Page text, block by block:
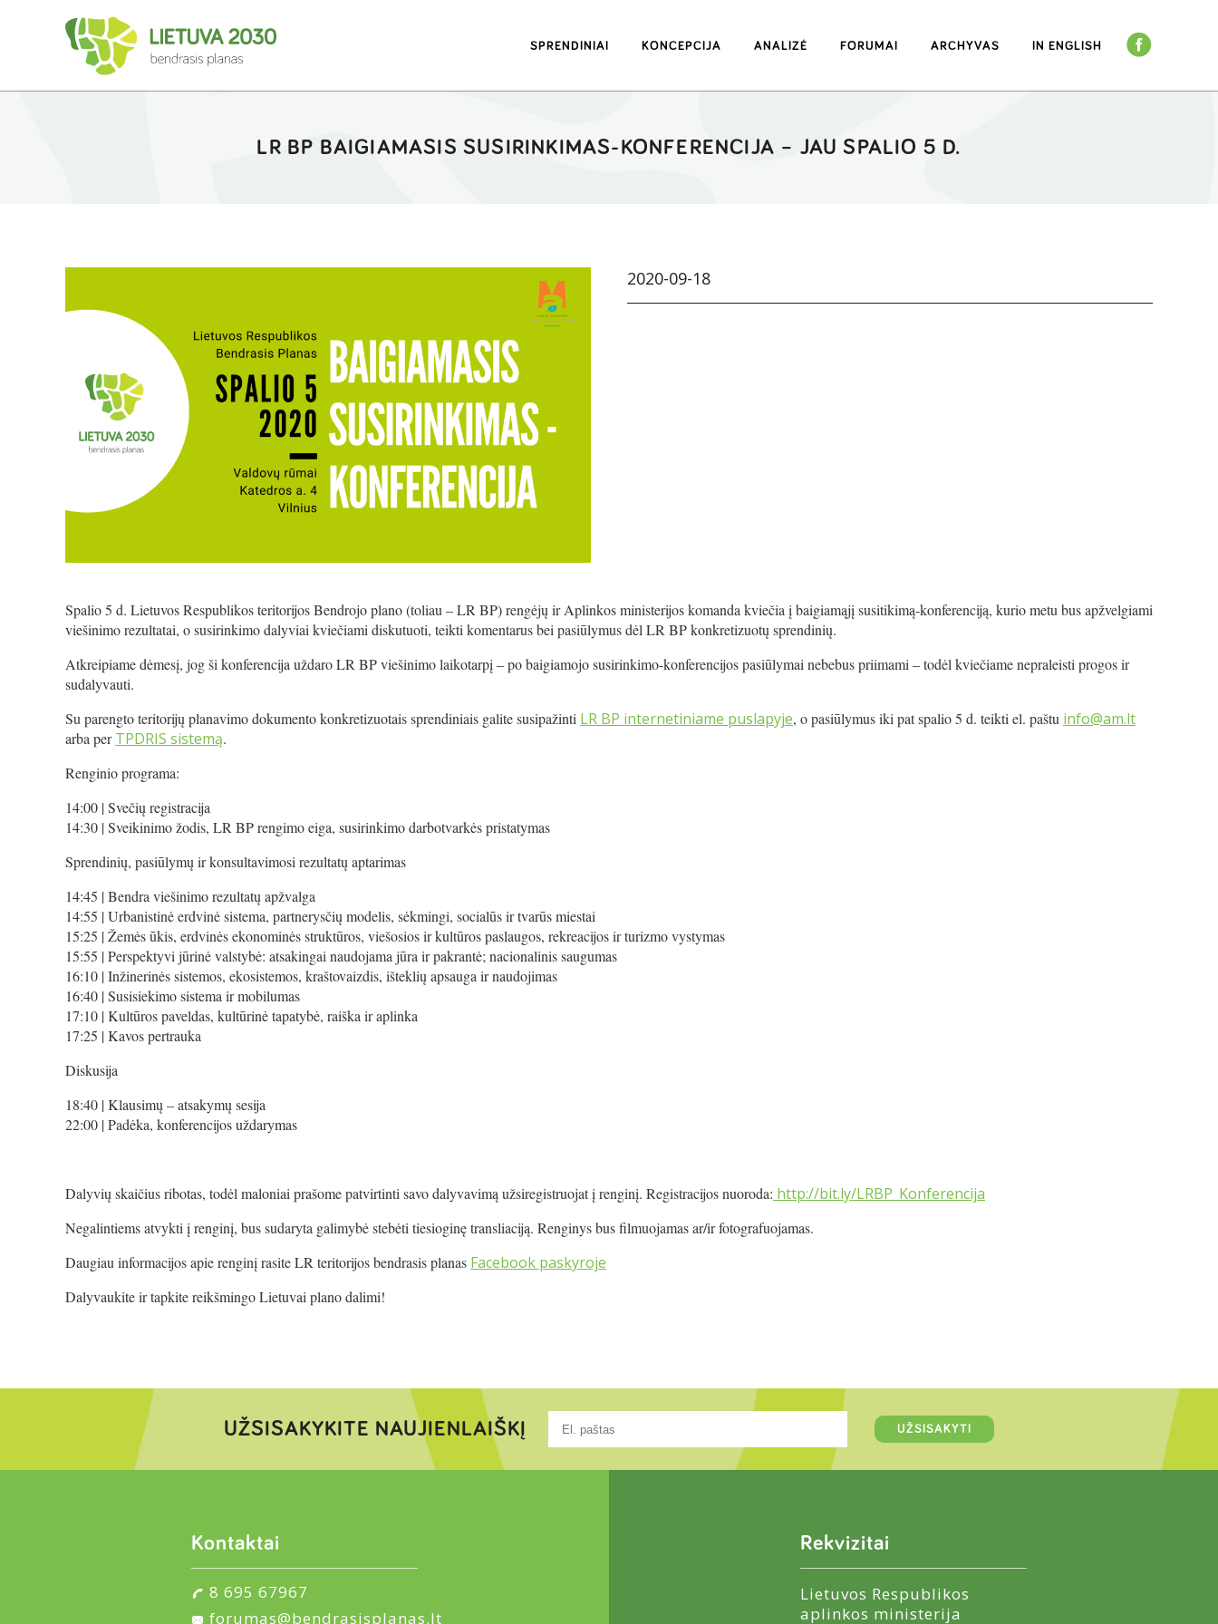
SPRENDINIAI KONCEPCIJA ANALIZĖ FORUMAI ARCHYVAS IN ENGLISH
LR BP BAIGIAMASIS SUSIRINKIMAS-KONFERENCIJA – JAU SPALIO 5 D.
2020-09-18
Spalio 5 d. Lietuvos Respublikos teritorijos Bendrojo plano (toliau – LR BP) rengėjų ir Aplinkos ministerijos komanda kviečia į baigiamąjį susitikimą-konferenciją, kurio metu bus apžvelgiami
viešinimo rezultatai, o susirinkimo dalyviai kviečiami diskutuoti, teikti komentarus bei pasiūlymus dėl LR BP konkretizuotų sprendinių.
Atkreipiame dėmesį, jog ši konferencija uždaro LR BP viešinimo laikotarpį – po baigiamojo susirinkimo-konferencijos pasiūlymai nebebus priimami – todėl kviečiame nepraleisti progos ir
sudalyvauti.
Su parengto teritorijų planavimo dokumento konkretizuotais sprendiniais galite susipažinti LR BP internetiniame puslapyje, o pasiūlymus iki pat spalio 5 d. teikti el. paštu info@am.lt
arba perTPDRIS sistemą.
Renginio programa:
14:00 | Svečių registracija
14:30 | Sveikinimo žodis, LR BP rengimo eiga, susirinkimo darbotvarkės pristatymas
Sprendinių, pasiūlymų ir konsultavimosi rezultatų aptarimas
14:45 | Bendra viešinimo rezultatų apžvalga
14:55 | Urbanistinė erdvinė sistema, partnerysčių modelis, sėkmingi, socialūs ir tvarūs miestai
15:25 | Žemės ūkis, erdvinės ekonominės struktūros, viešosios ir kultūros paslaugos, rekreacijos ir turizmo vystymas
15:55 | Perspektyvi jūrinė valstybė: atsakingai naudojama jūra ir pakrantė; nacionalinis saugumas
16:10 | Inžinerinės sistemos, ekosistemos, kraštovaizdis, išteklių apsauga ir naudojimas
16:40 | Susisiekimo sistema ir mobilumas
17:10 | Kultūros paveldas, kultūrinė tapatybė, raiška ir aplinka
17:25 | Kavos pertrauka
Diskusija
18:40 | Klausimų – atsakymų sesija
22:00 | Padėka, konferencijos uždarymas
Dalyvių skaičius ribotas, todėl maloniai prašome patvirtinti savo dalyvavimą užsiregistruojat į renginį. Registracijos nuoroda: http://bit.ly/LRBP_Konferencija
Negalintiems atvykti į renginį, bus sudaryta galimybė stebėti tiesioginę transliaciją. Renginys bus filmuojamas ar/ir fotografuojamas.
Daugiau informacijos apie renginį rasite LR teritorijos bendrasis planas Facebook paskyroje
Dalyvaukite ir tapkite reikšmingo Lietuvai plano dalimi!
UŽSISAKYKITE NAUJIENLAIŠKĮ
Kontaktai
8 695 67967
forumas@bendrasisplanas.lt
Rekvizitai
Lietuvos Respublikos
aplinkos ministerija